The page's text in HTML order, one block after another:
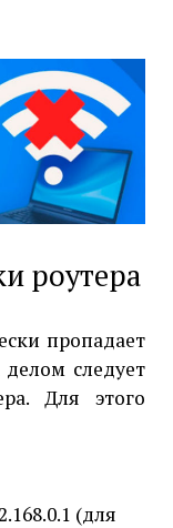
роутера
пропадает
следует
Для этого
(для